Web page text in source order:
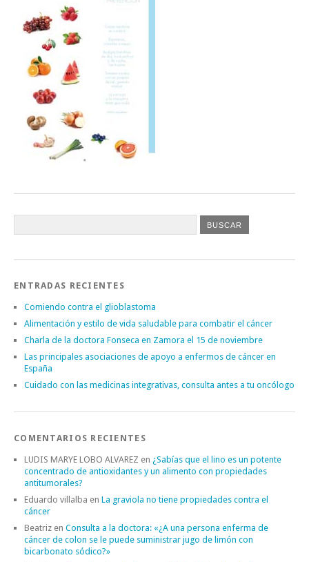
ENTRADAS RECIENTES
Comiendo contra el glioblastoma
Alimentación y estilo de vida saludable para combatir el cáncer
Charla de la doctora Fonseca en Zamora el 15 de noviembre
Las principales asociaciones de apoyo a enfermos de cáncer en
España
Cuidado con las medicinas integrativas, consulta antes a tu oncólogo
COMENTARIOS RECIENTES
LUDIS MARYE LOBO ALVAREZ en ¿Sabías que el lino es un potente
concentrado de antioxidantes y un alimento con propiedades
antitumorales?
Eduardo villalba en La graviola no tiene propiedades contra el
cáncer
Beatriz en Consulta a la doctora: «¿A una persona enferma de
cáncer de colon se le puede suministrar jugo de limón con
bicarbonato sódico?»